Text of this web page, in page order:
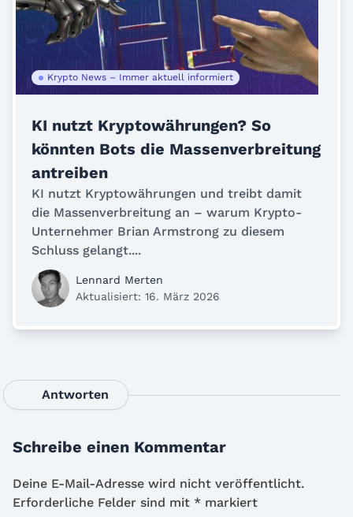
Krypto News – Immer aktuell informiert
KI nutzt Kryptowährungen? So
könnten Bots die Massenverbreitung
antreiben
KI nutzt Kryptowährungen und treibt damit
die Massenverbreitung an – warum Krypto-
Unternehmer Brian Armstrong zu diesem
Schluss gelangt....
Lennard Merten
Aktualisiert: 16. März 2026
Antworten
Schreibe einen Kommentar
Deine E-Mail-Adresse wird nicht veröffentlicht.
Erforderliche Felder sind mit * markiert